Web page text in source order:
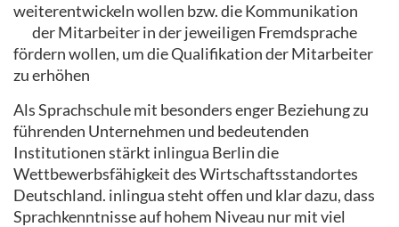
weiterentwickeln wollen bzw. die Kommunikation
der Mitarbeiter in der jeweiligen Fremdsprache
fördern wollen, um die Qualifikation der Mitarbeiter
zu erhöhen
Als Sprachschule mit besonders enger Beziehung zu
führenden Unternehmen und bedeutenden
Institutionen stärkt inlingua Berlin die
Wettbewerbsfähigkeit des Wirtschaftsstandortes
Deutschland. inlingua steht offen und klar dazu, dass
Sprachkenntnisse auf hohem Niveau nur mit viel